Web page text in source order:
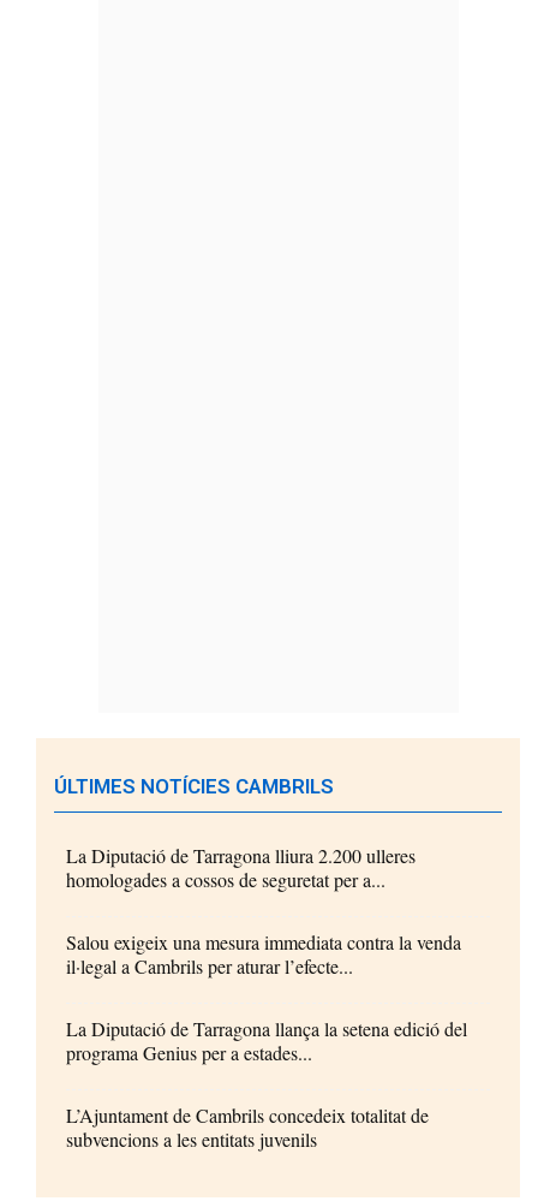
ÚLTIMES NOTÍCIES CAMBRILS
La Diputació de Tarragona lliura 2.200 ulleres
homologades a cossos de seguretat per a...
Salou exigeix una mesura immediata contra la venda
il·legal a Cambrils per aturar l’efecte...
La Diputació de Tarragona llança la setena edició del
programa Genius per a estades...
L’Ajuntament de Cambrils concedeix totalitat de
subvencions a les entitats juvenils